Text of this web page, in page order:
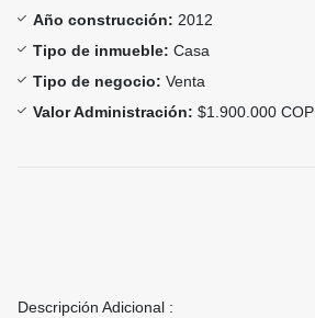
Año construcción: 2012
Tipo de inmueble: Casa
Tipo de negocio: Venta
Valor Administración: $1.900.000 COP
Descripción Adicional :